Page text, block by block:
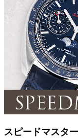
スピードマスタ